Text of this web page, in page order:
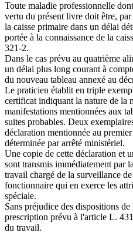
Toute maladie professionnelle
vertu du présent livre doit être,
la caisse primaire dans un délai
portée à la connaissance de la
321-2.
Dans le cas prévu au quatrième
un délai plus long courant à
du nouveau tableau annexé au
Le praticien établit en triple
certificat indiquant la nature de la
manifestations mentionnées aux
suites probables. Deux
déclaration mentionnée au
déterminée par arrêté ministériel.
Une copie de cette déclaration et
sont transmis immédiatement par
travail chargé de la surveillance
fonctionnaire qui en exerce les
spéciale.
Sans préjudice des dispositions
prescription prévu à l'article L.
du travail.